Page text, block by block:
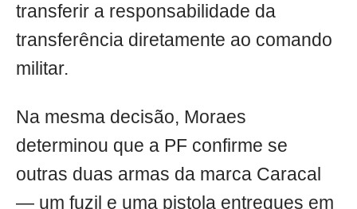
transferir a responsabilidade da
transferência diretamente ao comando
militar.
Na mesma decisão, Moraes
determinou que a PF confirme se
outras duas armas da marca Caracal
— um fuzil e uma pistola entregues em